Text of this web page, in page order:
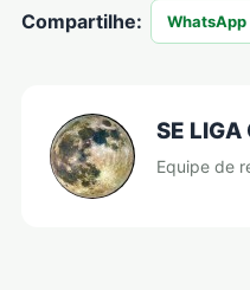
Compartilhe: WhatsApp
SE LIGA
Equipe de